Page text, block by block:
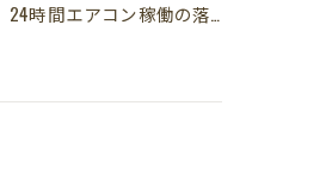
24時間エアコン稼働の落とし穴！夏型壁内結露から大切な愛犬の健康を守る方法